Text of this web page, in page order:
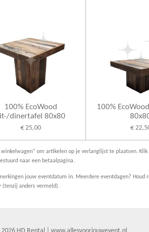
100% EcoWood
dinertafel 80x80
€ 25,00
100%
€
winkelwagen” om artikelen op je verlanglijst te plaatsen.
naar een betaalpagina.
jouw eventdatum in. Meerdere eventdagen?
(tenzij anders vermeld).